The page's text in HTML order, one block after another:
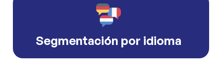
Segmentación por idioma